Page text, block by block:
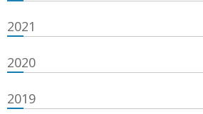
2021
2020
2019